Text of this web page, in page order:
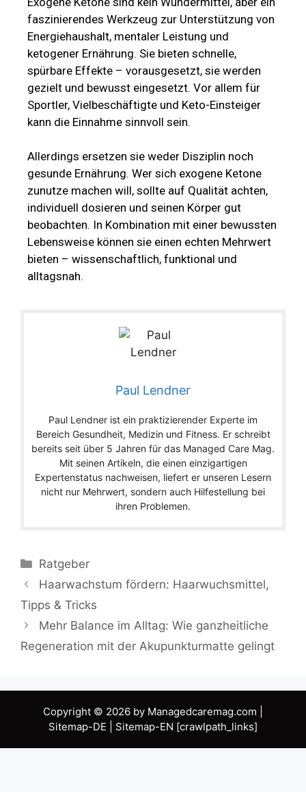
faszinierendes Werkzeug zur Unterstützung von
Energiehaushalt, mentaler Leistung und
ketogener Ernährung. Sie bieten schnelle,
spürbare Effekte – vorausgesetzt, sie werden
gezielt und bewusst eingesetzt. Vor allem für
Sportler, Vielbeschäftigte und Keto-Einsteiger
kann die Einnahme sinnvoll sein.
Allerdings ersetzen sie weder Disziplin noch
gesunde Ernährung. Wer sich exogene Ketone
zunutze machen will, sollte auf Qualität achten,
individuell dosieren und seinen Körper gut
beobachten. In Kombination mit einer bewussten
Lebensweise können sie einen echten Mehrwert
bieten – wissenschaftlich, funktional und
alltagsnah.
Paul Lendner
Paul Lendner ist ein praktizierender Experte im
Bereich Gesundheit, Medizin und Fitness. Er schreibt
bereits seit über 5 Jahren für das Managed Care Mag.
Mit seinen Artikeln, die einen einzigartigen
Expertenstatus nachweisen, liefert er unseren Lesern
nicht nur Mehrwert, sondern auch Hilfestellung bei
ihren Problemen.
Ratgeber
Haarwachstum fördern: Haarwuchsmittel,
Tipps & Tricks
Mehr Balance im Alltag: Wie ganzheitliche
Regeneration mit der Akupunkturmatte gelingt
Copyright © 2026 by Managedcaremag.com |
Sitemap-DE
Sitemap-EN [crawlpath_links]